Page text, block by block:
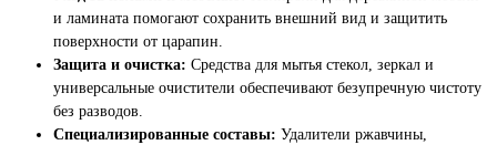
и ламината помогают сохранить внешний вид и защитить
поверхности от царапин.
Защита и очистка: Средства для мытья стекол, зеркал и
универсальные очистители обеспечивают безупречную чистоту
без разводов.
Специализированные составы: Удалители ржавчины,